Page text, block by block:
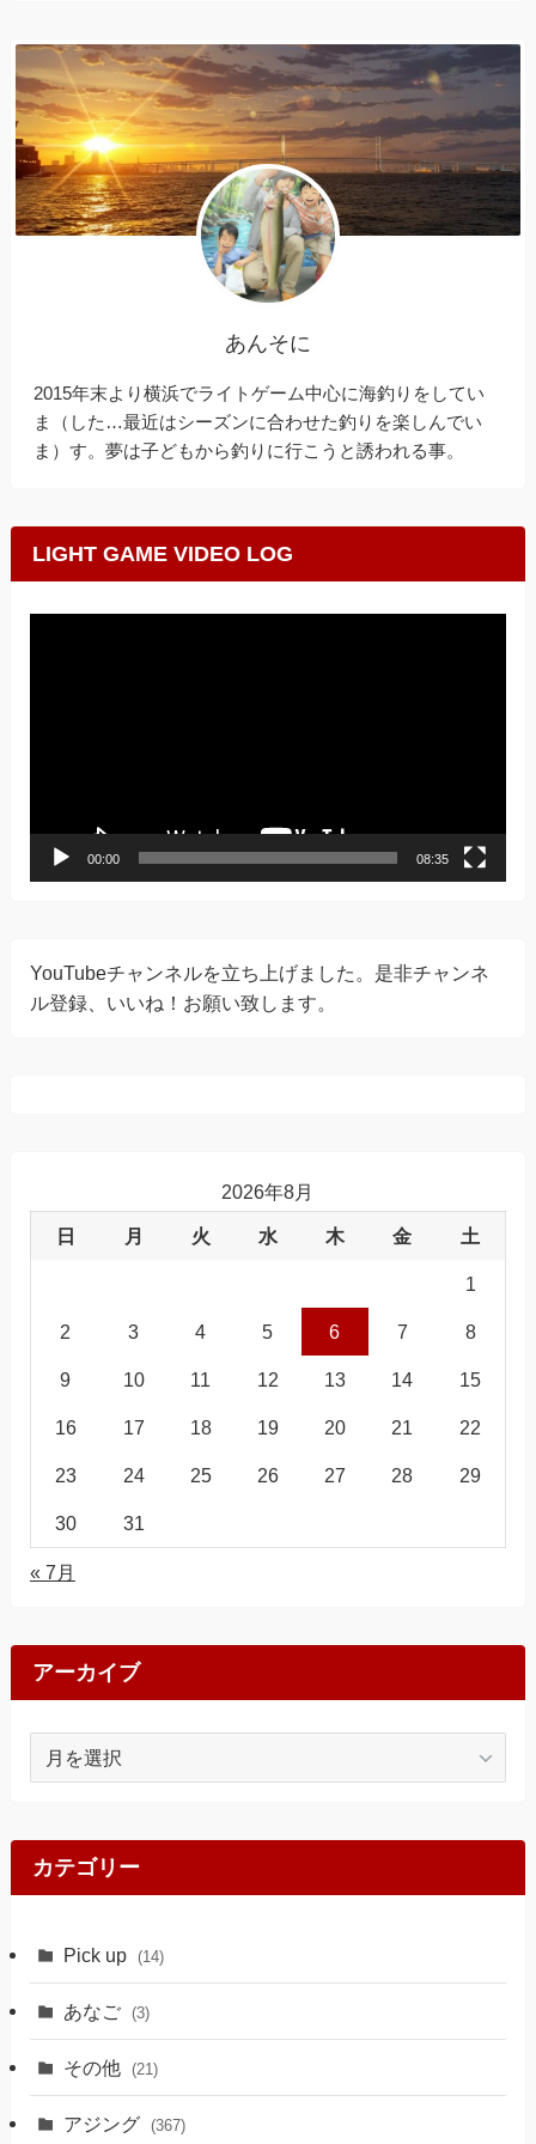
あんそに
2015年末より横浜でライトゲーム中心に海釣りをしてい
ま（した…最近はシーズンに合わせた釣りを楽しんでい
ま）す。夢は子どもから釣りに行こうと誘われる事。
LIGHT GAME VIDEO LOG
00:00 08:35
YouTubeチャンネルを立ち上げました。是非チャンネ
ル登録、いいね！お願い致します。
2026年8月
日 月 火 水 木 金 土
1
2 3 4 5 6 7 8
9 10 11 12 13 14 15
16 17 18 19 20 21 22
23 24 25 26 27 28 29
30 31
« 7月
アーカイブ
ブ
カテゴリー
Pick up (14)
あなご (3)
その他 (21)
アジング (367)